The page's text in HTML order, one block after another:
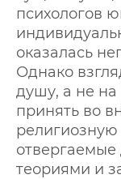
психологов
оказалась
Однако
душу, а не
принять во
религиозную
теориями и